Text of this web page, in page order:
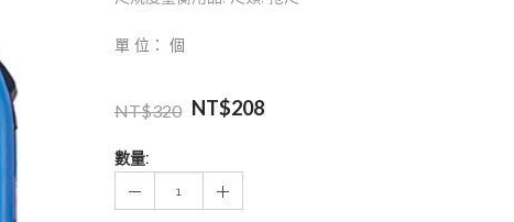
單 位： 個
NT$320 NT$208
數量: